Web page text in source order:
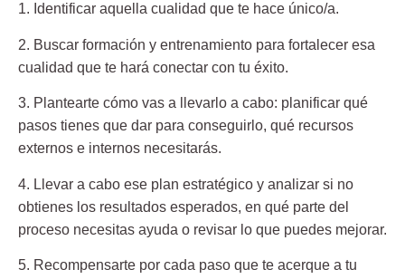
1. Identificar aquella cualidad que te hace único/a.
2. Buscar formación y entrenamiento para fortalecer esa
cualidad que te hará conectar con tu éxito.
3. Plantearte cómo vas a llevarlo a cabo: planificar qué
pasos tienes que dar para conseguirlo, qué recursos
externos e internos necesitarás.
4. Llevar a cabo ese plan estratégico y analizar si no
obtienes los resultados esperados, en qué parte del
proceso necesitas ayuda o revisar lo que puedes mejorar.
5. Recompensarte por cada paso que te acerque a tu